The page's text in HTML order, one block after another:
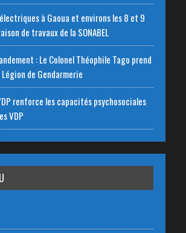
à Gaoua et environs les 8 et 9
de travaux de la SONABEL
: Le Colonel Théophile Tago prend
de Gendarmerie
renforce les capacités psychosociales
VDP